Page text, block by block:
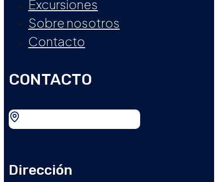
Excursiones
Sobre nosotros
Contacto
CONTACTO
Dirección